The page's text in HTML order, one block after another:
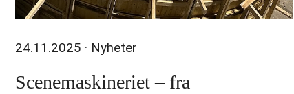
24.11.2025 · Nyheter
Scenemaskineriet – fra